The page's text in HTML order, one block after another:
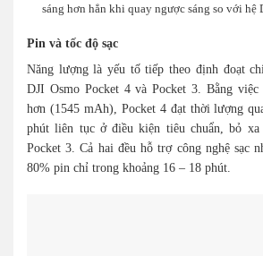
sáng hơn hẳn khi quay ngược sáng so với hệ
Pin và tốc độ sạc
Năng lượng là yếu tố tiếp theo định đoạt
DJI Osmo Pocket 4 và Pocket 3. Bằng
hơn (1545 mAh), Pocket 4 đạt thời lượng
phút liên tục ở điều kiện tiêu chuẩn, bỏ xa
Pocket 3. Cả hai đều hỗ trợ công nghệ sạc
80% pin chỉ trong khoảng 16 – 18 phút.